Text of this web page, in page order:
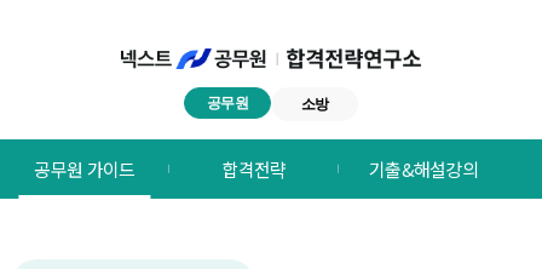
공무원 소방
합격전략연구소
메뉴
공무원 가이드 합격전략 기출&해설강의